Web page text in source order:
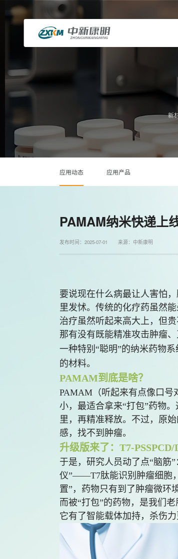
新
应用动态 应用产品
PAMAM纳米快递上
发布时间：2025-07-01 来源：中新康明
要说现在什么病最让人害怕
里发怵。传统的化疗药虽然
治疗虽然听起来高大上，但
那有没有既能精准攻击肿瘤
一种特别“聪明”的纳米药物系
的材料。
PAMAM到底是啥？
PAMAM（听起来有点像口号
小，最适合拿来“打包”药物
里，再精准释放。不过，原
感，找不到肿瘤。
升级版来了：T7-PSSPCD/
于是，研究人员动了点“脑筋
仪”——T7肽能识别肿瘤细胞
置”，药物只有到了肿瘤微环
而被“打包”的药物，是我们
它有了智能载体加持，杀伤力